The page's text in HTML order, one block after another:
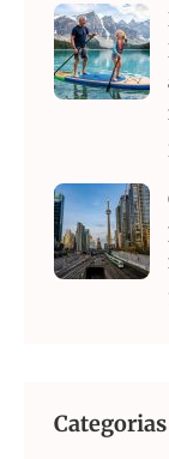
Categorias